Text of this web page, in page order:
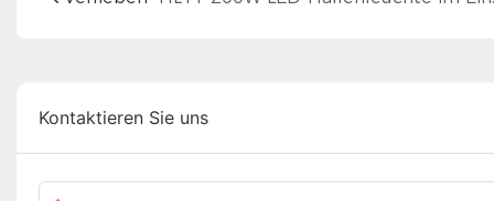
Kontaktieren Sie uns